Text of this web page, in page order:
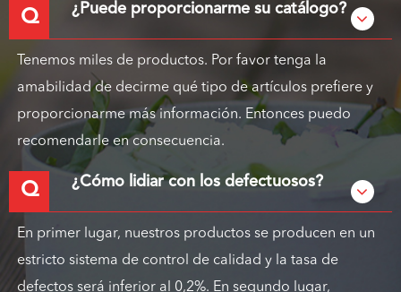
Q ¿Puede proporcionarme su catálogo?
Tenemos miles de productos. Por favor tenga la
amabilidad de decirme qué tipo de artículos prefiere y
proporcionarme más información. Entonces puedo
recomendarle en consecuencia.
Q ¿Cómo lidiar con los defectuosos?
En primer lugar, nuestros productos se producen en un
estricto sistema de control de calidad y la tasa de
defectos será inferior al 0,2%. En segundo lugar,